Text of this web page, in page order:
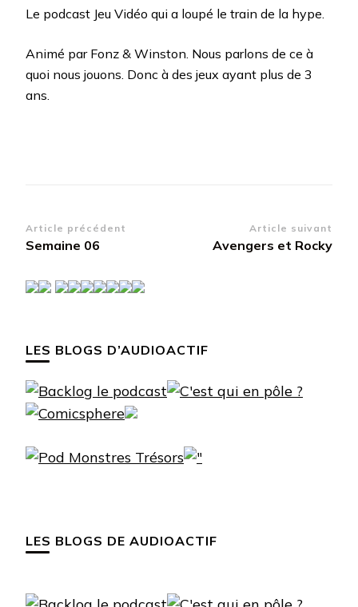
Le podcast Jeu Vidéo qui a loupé le train de la hype.
Animé par Fonz & Winston. Nous parlons de ce à
quoi nous jouons. Donc à des jeux ayant plus de 3
ans.
Navigation
d’article
Article précédent
Semaine 06
Article suivant
Avengers et Rocky
LES BLOGS D’AUDIOACTIF
LES BLOGS DE AUDIOACTIF